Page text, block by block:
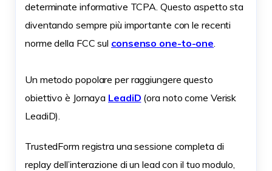
determinate informative TCPA. Questo aspetto sta
diventando sempre più importante con le recenti
norme della FCC sul consenso one-to-one.
Un metodo popolare per raggiungere questo
obiettivo è Jornaya LeadiD (ora noto come Verisk
LeadiD).
TrustedForm registra una sessione completa di
replay dell’interazione di un lead con il tuo modulo,